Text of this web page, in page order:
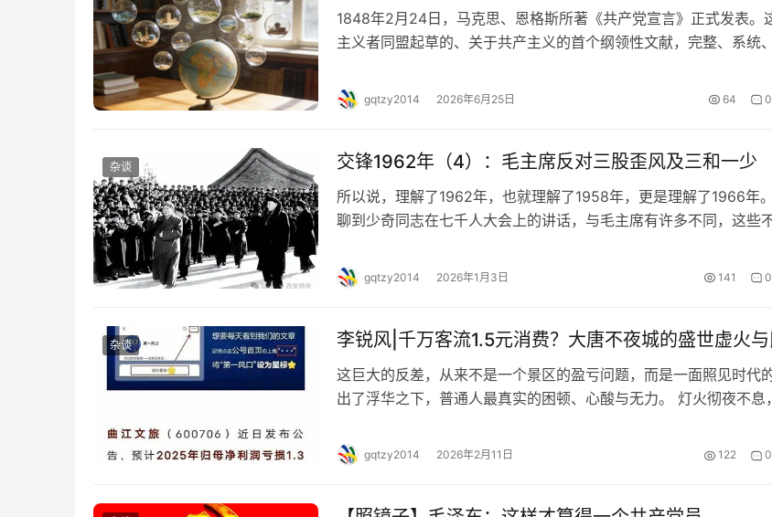
1848年2月24日，马克思、恩格斯所著《共产党宣言》正式发表。
主义者同盟起草的、关于共产主义的首个纲领性文献，完整、系统
堪称历史进步的伟大旗帜。陈望道译著的《共产党宣言》中文全译
密刊印并向全国传播，为创建中国共产党提供了理论指导，教育和
gqtzy2014 2026年6月25日 64 0
杂谈 交锋1962年（4）：毛主席反对三股歪风及三和一少
所以说，理解了1962年，也就理解了1958年，更是理解了1966年
聊到少奇同志在七千人大会上的讲话，与毛主席有许多不同，这些
少。大会结束两周之后的西楼会议上，刘就讲，七千人大会对困难
够，有问题不愿意揭，怕说漆黑一团!还它个本来面目，怕什么
gqtzy2014 2026年1月3日 141 0
杂谈 李锐风|千万客流1.5元消费？大唐不夜城的盛世虚火
这巨大的反差，从来不是一个景区的盈亏问题，而是一面照见时代
出了浮华之下，普通人最真实的困顿、心酸与无力。 灯火彻夜不息
然而在这片喧嚣繁华之下，一组数据却冰冷刺骨：人均消费仅1.5元
与1.5元消费的极端反差，戳破了文旅繁荣的表层泡沫，照见的不是
gqtzy2014 2026年2月11日 122 0